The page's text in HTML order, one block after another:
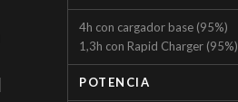
4h con cargador base (95%)
1,3h con Rapid Charger (95%)
POTENCIA